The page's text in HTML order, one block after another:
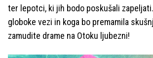
ter lepotci, ki jih bodo poskušali
globoke vezi in koga bo premamila
zamudite drame na Otoku ljubezni!